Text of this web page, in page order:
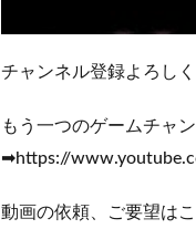
チャンネル登録よろし
もう一つのゲームチャ
➡https://
動画の依頼、ご要望は